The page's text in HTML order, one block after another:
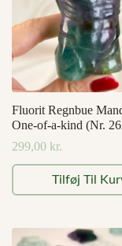
Fluorit Regnbue
One-of-a-kind (Nr.
299,00 kr.
Tilføj Til